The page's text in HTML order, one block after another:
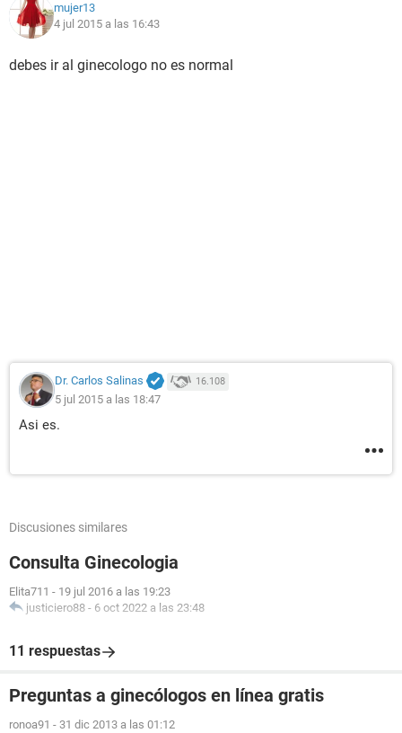
mujer13
4 jul 2015 a las 16:43
debes ir al ginecologo no es normal
Dr. Carlos Salinas 16.108
5 jul 2015 a las 18:47
Asi es.
Discusiones similares
Consulta Ginecologia
Elita711 - 19 jul 2016 a las 19:23
justiciero88 - 6 oct 2022 a las 23:48
11 respuestas
Preguntas a ginecólogos en línea gratis
ronoa91 - 31 dic 2013 a las 01:12